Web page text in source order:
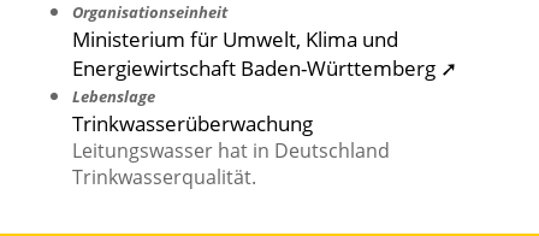
Organisationseinheit
Ministerium für Umwelt, Klima und
Energiewirtschaft Baden-Württemberg ➚
Lebenslage
Trinkwasserüberwachung
Leitungswasser hat in Deutschland
Trinkwasserqualität.